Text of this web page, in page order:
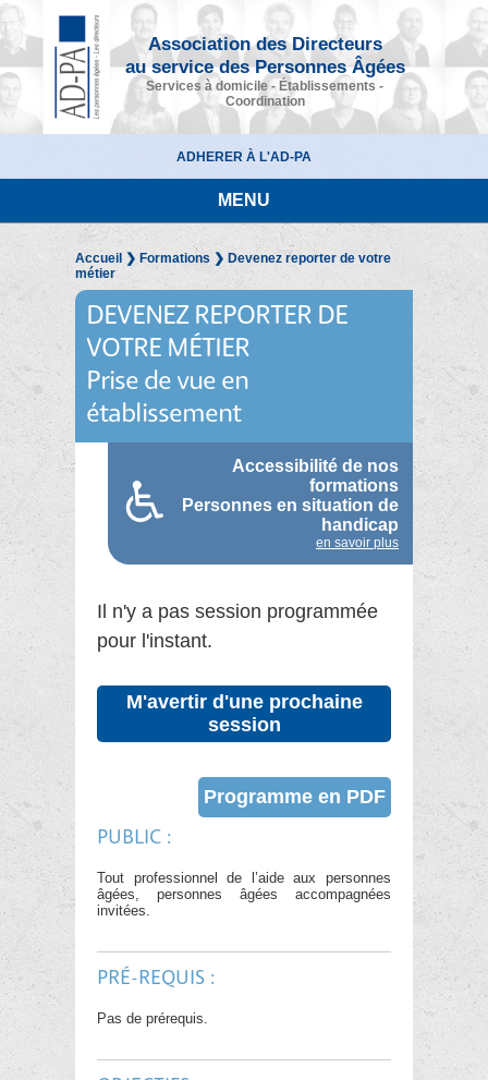
Association des Directeurs
au service des Personnes Âgées
Services à domicile - Établissements -
Coordination
ADHERER À L'AD-PA
MENU
Accueil ❯ Formations❯ Devenez reporter de votre
métier
DEVENEZ REPORTER DE
VOTRE MÉTIER
Prise de vue en
établissement
Accessibilité de nos
formations
Personnes en situation de
handicap
en savoir plus
Il n'y a pas session programmée
pour l'instant.
M'avertir d'une prochaine
session
Programme en PDF
PUBLIC :
Tout professionnel de l’aide aux personnes
âgées, personnes âgées accompagnées
invitées.
PRÉ-REQUIS :
Pas de prérequis.